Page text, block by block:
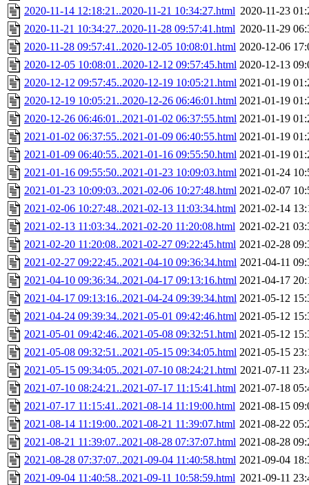
2020-11-14 12:18:21..2020-11-21 10:34:27.html 2020-11-23
2020-11-21 10:34:27..2020-11-28 09:57:41.html 2020-11-29
2020-11-28 09:57:41..2020-12-05 10:08:01.html 2020-12-06
2020-12-05 10:08:01..2020-12-12 09:57:45.html 2020-12-13
2020-12-12 09:57:45..2020-12-19 10:05:21.html 2021-01-19
2020-12-19 10:05:21..2020-12-26 06:46:01.html 2021-01-19
2020-12-26 06:46:01..2021-01-02 06:37:55.html 2021-01-19
2021-01-02 06:37:55..2021-01-09 06:40:55.html 2021-01-19
2021-01-09 06:40:55..2021-01-16 09:55:50.html 2021-01-19
2021-01-16 09:55:50..2021-01-23 10:09:03.html 2021-01-24
2021-01-23 10:09:03..2021-02-06 10:27:48.html 2021-02-07
2021-02-06 10:27:48..2021-02-13 11:03:34.html 2021-02-14
2021-02-13 11:03:34..2021-02-20 11:20:08.html 2021-02-21
2021-02-20 11:20:08..2021-02-27 09:22:45.html 2021-02-28
2021-02-27 09:22:45..2021-04-10 09:36:34.html 2021-04-11
2021-04-10 09:36:34..2021-04-17 09:13:16.html 2021-04-17
2021-04-17 09:13:16..2021-04-24 09:39:34.html 2021-05-12
2021-04-24 09:39:34..2021-05-01 09:42:46.html 2021-05-12
2021-05-01 09:42:46..2021-05-08 09:32:51.html 2021-05-12
2021-05-08 09:32:51..2021-05-15 09:34:05.html 2021-05-15
2021-05-15 09:34:05..2021-07-10 08:24:21.html 2021-07-11
2021-07-10 08:24:21..2021-07-17 11:15:41.html 2021-07-18
2021-07-17 11:15:41..2021-08-14 11:19:00.html 2021-08-15
2021-08-14 11:19:00..2021-08-21 11:39:07.html 2021-08-22
2021-08-21 11:39:07..2021-08-28 07:37:07.html 2021-08-28
2021-08-28 07:37:07..2021-09-04 11:40:58.html 2021-09-04
2021-09-04 11:40:58..2021-09-11 10:58:59.html 2021-09-11